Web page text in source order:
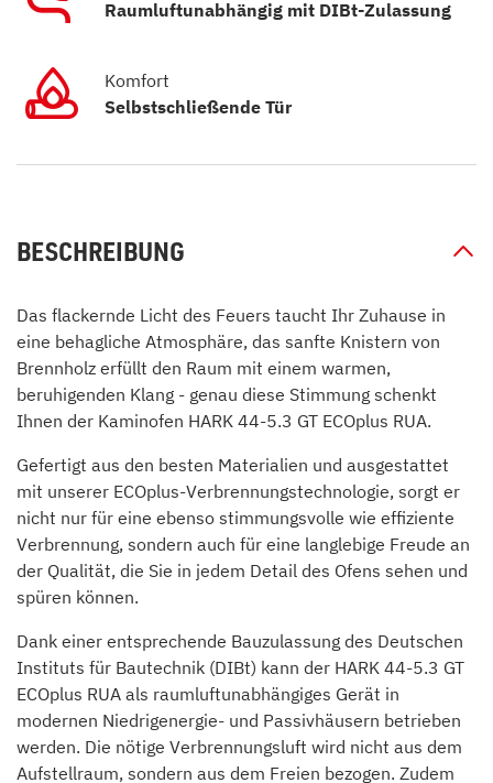
Raumluftunabhängig mit DIBt-Zulassung
Komfort
Selbstschließende Tür
BESCHREIBUNG
Das flackernde Licht des Feuers taucht Ihr Zuhause in
eine behagliche Atmosphäre, das sanfte Knistern von
Brennholz erfüllt den Raum mit einem warmen,
beruhigenden Klang - genau diese Stimmung schenkt
Ihnen der Kaminofen HARK 44-5.3 GT ECOplus RUA.
Gefertigt aus den besten Materialien und ausgestattet
mit unserer ECOplus-Verbrennungstechnologie, sorgt er
nicht nur für eine ebenso stimmungsvolle wie effiziente
Verbrennung, sondern auch für eine langlebige Freude an
der Qualität, die Sie in jedem Detail des Ofens sehen und
spüren können.
Dank einer entsprechende Bauzulassung des Deutschen
Instituts für Bautechnik (DIBt) kann der HARK 44-5.3 GT
ECOplus RUA als raumluftunabhängiges Gerät in
modernen Niedrigenergie- und Passivhäusern betrieben
werden. Die nötige Verbrennungsluft wird nicht aus dem
Aufstellraum, sondern aus dem Freien bezogen. Zudem